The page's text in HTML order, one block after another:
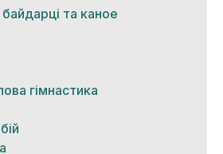
та каное
гімнастика